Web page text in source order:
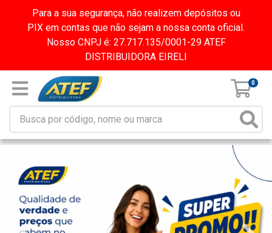
Para a sua segurança, não realizem depósitos ou
PIX em contas que não sejam a nossa conta oficial.
Nosso CNPJ é: 27.717.135/0001-29 ATEF
DISTRIBUIDORA EIRELI
0